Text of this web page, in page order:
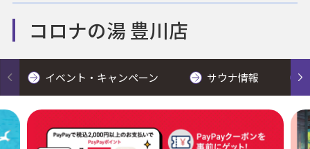
コロナの湯 豊川店
イベント・キャンペーン サウナ情報